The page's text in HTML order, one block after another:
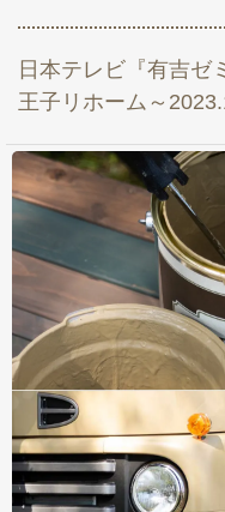
日本テレビ『有吉ゼ
王子リホーム～